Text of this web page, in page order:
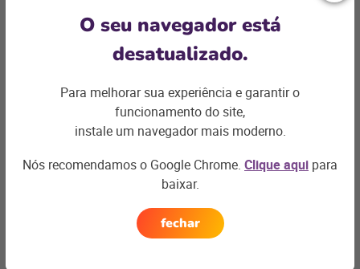
Metas de vendas: veja como
definir para a equipe de sua loja
precisa ser objetiva e realista com o negócio.
Entenda como definir
+ saiba mais
O seu navegador está
desatualizado.
Para melhorar sua experiência e garantir o
funcionamento do site,
instale um navegador mais moderno.
Nós recomendamos o Google Chrome. Clique aqui para
baixar.
fechar